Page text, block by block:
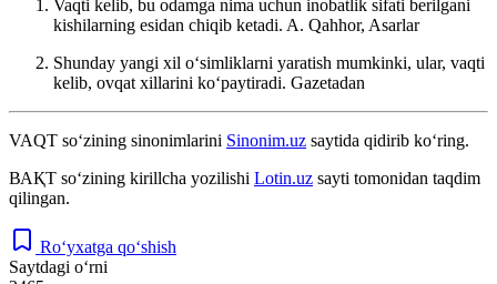
Vaqti kelib, bu odamga nima uchun inobatlik sifati berilgani
kishilarning esidan chiqib ketadi. A. Qahhor, Asarlar
Shunday yangi xil oʻsimliklarni yaratish mumkinki, ular, vaqti
kelib, ovqat xillarini koʻpaytiradi. Gazetadan
VAQT so‘zining sinonimlarini Sinonim.uz saytida qidirib ko‘ring.
ВАҚТ so‘zining kirillcha yozilishi Lotin.uz sayti tomonidan taqdim
qilingan.
Ro‘yxatga qo‘shish
Saytdagi o‘rni